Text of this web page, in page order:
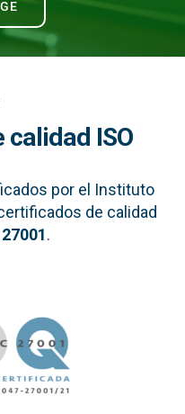
ISO
por el Instituto
de calidad
27001.